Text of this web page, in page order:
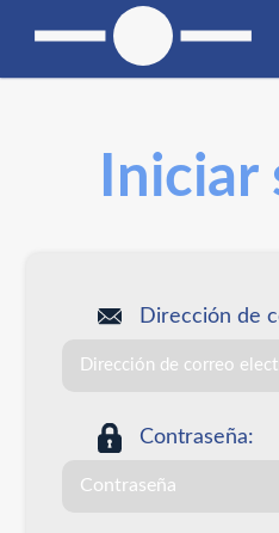
Iniciar
Dirección de
Contraseña: